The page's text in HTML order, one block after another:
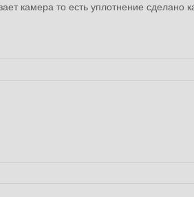
камера то есть уплотнение сделано